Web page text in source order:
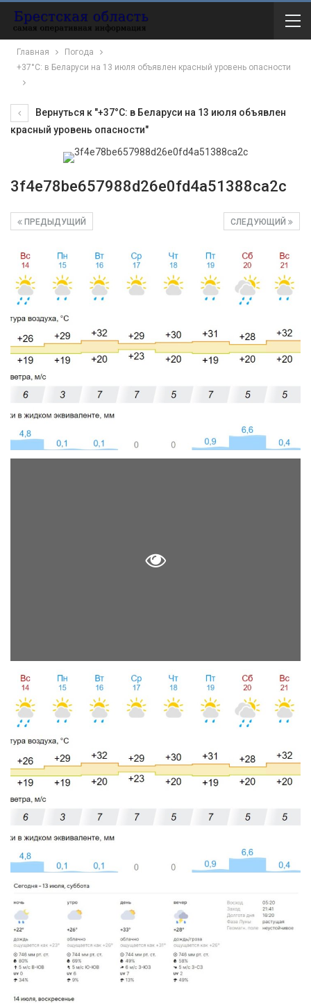
Главная
Погода
+37°С: в Беларуси на 13 июля объявлен красный уровень опасности
Вернуться к "+37°С: в Беларуси на 13 июля объявлен
красный уровень опасности"
3f4e78be657988d26e0fd4a51388ca2c
СЛЕДУЮЩИЙ
ПРЕДЫДУЩИЙ